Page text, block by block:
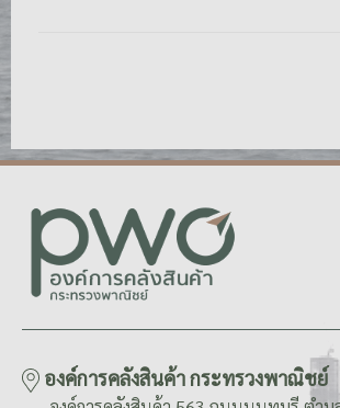
องค์การคลังสินค้า กระทรวงพาณิชย์